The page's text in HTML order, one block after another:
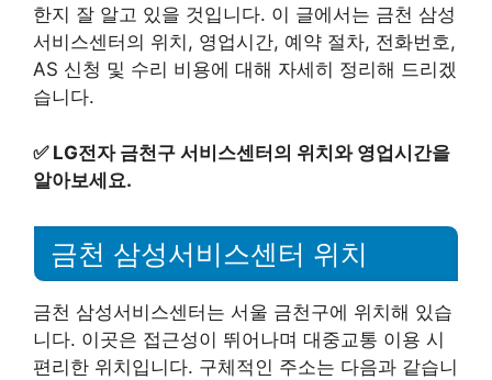
한지 잘 알고 있을 것입니다. 이 글에서는 금천 삼성
서비스센터의 위치, 영업시간, 예약 절차, 전화번호,
AS 신청 및 수리 비용에 대해 자세히 정리해 드리겠
습니다.
✅ LG전자 금천구 서비스센터의 위치와 영업시간을
알아보세요.
금천 삼성서비스센터 위치
금천 삼성서비스센터는 서울 금천구에 위치해 있습
니다. 이곳은 접근성이 뛰어나며 대중교통 이용 시
편리한 위치입니다. 구체적인 주소는 다음과 같습니